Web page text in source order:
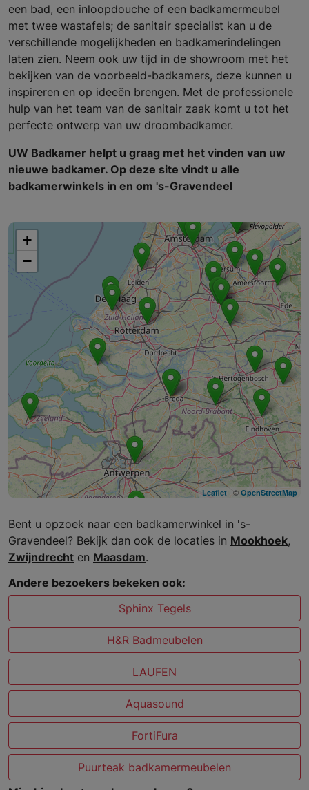
een bad, een inloopdouche of een badkamermeubel
met twee wastafels; de sanitair specialist kan u de
verschillende mogelijkheden en badkamerindelingen
laten zien. Neem ook uw tijd in de showroom met het
bekijken van de voorbeeld-badkamers, deze kunnen u
inspireren en op ideeën brengen. Met de professionele
hulp van het team van de sanitair zaak komt u tot het
perfecte ontwerp van uw droombadkamer.
UW Badkamer helpt u graag met het vinden van uw
nieuwe badkamer. Op deze site vindt u alle
badkamerwinkels in en om 's-Gravendeel
+
−
Leaflet | © OpenStreetMap
Bent u opzoek naar een badkamerwinkel in 's-
Gravendeel? Bekijk dan ook de locaties in Mookhoek,
Zwijndrecht en Maasdam.
Andere bezoekers bekeken ook:
Sphinx Tegels
H&R Badmeubelen
LAUFEN
Aquasound
FortiFura
Puurteak badkamermeubelen